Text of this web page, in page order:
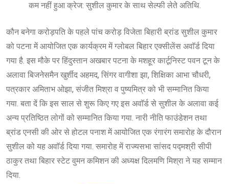
कम नहीं हुआ क्रेज: सुशील कुमार के साथ सेल्फी लेते अतिथि.
कौन बनेगा करोड़पति के पहले पांच करोड़ विजेता बिहारी ब्रांड सुशील कुमार
को पटना में आयोजित एक कार्यक्रम में ग्लोबल बिहार एक्सीलेंस अवाॅर्ड दिया
गया है. इस मौके पर हिंदुस्तान अखबार पटना के मशहूर कार्टूनिस्ट पवन टून के
अलावा बिजनेसमैन खुर्शीद अहमद, सिंगर वागीशा झा, शिक्षिका आभा चौधरी,
पत्रकार अमिताभ ओझा, संजीत मिश्रा व पुष्यमित्र को भी सम्मानित किया
गया. बता दें कि इस साल से शुरू किए गए इस अवाॅर्ड से सुशील के अलावा कई
अन्य प्रतिष्ठित लोगों को सम्मानित किया गया. नारी नीति फाउंडेशन तथा
ब्रांड एनसी की ओर से होटल पनाश में आयोजित एक रंगारंग समारोह के दौरान
सुशील को यह अवाॅर्ड दिया गया. समारोह में राज्यसभा सांसद पद्मश्री सीपी
ठाकुर तथा बिहार स्टेट वुमन कमिशन की अध्यक्ष दिलमणि मिश्रा ने यह सम्मान
दिया.